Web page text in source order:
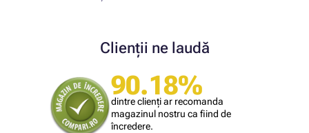
Clienții ne laudă
90.18%
dintre clienți ar recomanda
magazinul nostru ca fiind de
încredere.